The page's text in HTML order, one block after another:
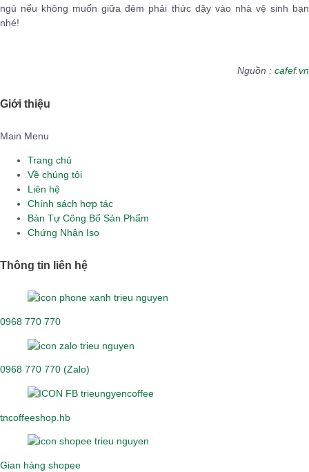
ngủ nếu không muốn giữa đêm phải thức dậy vào nhà vệ sinh bạn
nhé!
Nguồn : cafef.vn
Giới thiệu
Main Menu
Trang chủ
Về chúng tôi
Liên hệ
Chính sách hợp tác
Bản Tự Công Bố Sản Phẩm
Chứng Nhận Iso
Thông tin liên hệ
0968 770 770
0968 770 770 (Zalo)
tncoffeeshop.hb
Gian hàng shopee